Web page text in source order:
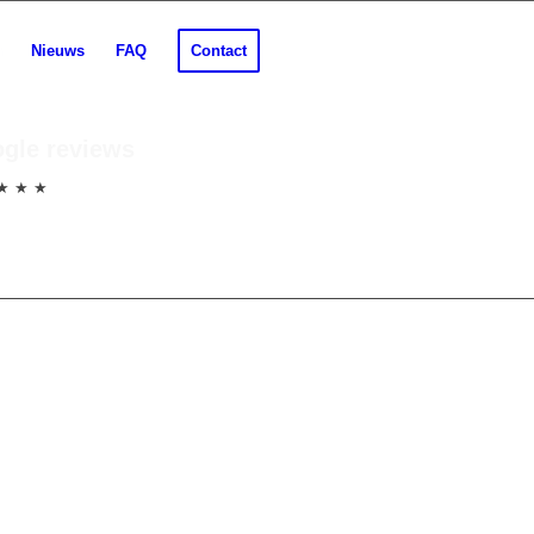
Nieuws FAQ Contact
★ ★